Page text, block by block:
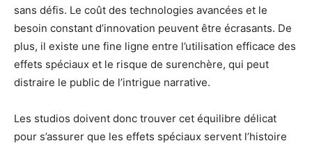
sans défis. Le coût des technologies avancées et le
besoin constant d’innovation peuvent être écrasants. De
plus, il existe une fine ligne entre l’utilisation efficace des
effets spéciaux et le risque de surenchère, qui peut
distraire le public de l’intrigue narrative.
Les studios doivent donc trouver cet équilibre délicat
pour s’assurer que les effets spéciaux servent l’histoire